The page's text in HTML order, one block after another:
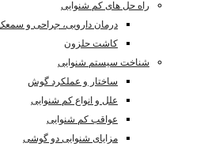
راه حل های کم شنوایی
درمان دارویی، جراحی و
کاشت حلزون
شناخت سیستم شنوایی
ساختار و عملکرد گوش
علل و انواع کم شنوایی
عواقب کم شنوایی
مزایای شنوایی دو گوشی